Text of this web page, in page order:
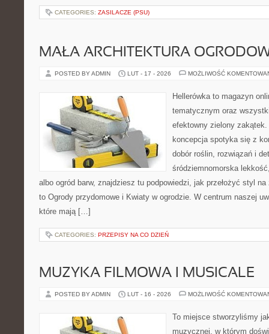
CATEGORIES: ZASILACZE (PSU)
MAŁA ARCHITEKTURA
POSTED BY ADMIN LUT - 17 - 2026 MOŻLIWOŚĆ
Hellerówka to magazyn
tematycznym oraz
efektowny zielony
koncepcja spotyka się z
dobór roślin, rozwiązań i
śródziemnomorska
albo ogród barw, znajdziesz tu podpowiedzi, jak przełożyć styl na
to Ogrody przydomowe i Kwiaty w ogrodzie. W centrum naszej
które mają […]
CATEGORIES: PRZEPISY NA CO DZIEŃ
MUZYKA FILMOWA I MUSICALE
POSTED BY ADMIN LUT - 16 - 2026 MOŻLIWOŚĆ
To miejsce stworzyliśmy
muzycznej, w którym